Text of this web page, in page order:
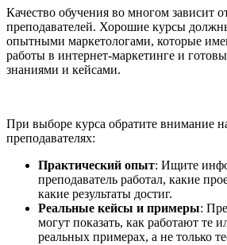
Качество обучения во многом зависит
преподавателей. Хорошие курсы
опытными маркетологами, которые
работы в интернет-маркетинге и
знаниями и кейсами.
При выборе курса обратите внимание
преподавателях:
Практический опыт: Ищите
преподаватель работал, какие
какие результаты достиг.
Реальные кейсы и примеры:
могут показать, как работают те
реальных примерах, а не только